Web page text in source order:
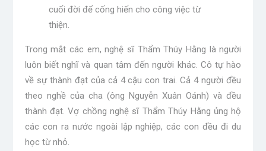
cuối đời để cống hiến cho công việc từ
thiện.
Trong mắt các em, nghệ sĩ Thẩm Thúy Hằng là người
luôn biết nghĩ và quan tâm đến người khác. Cô tự hào
về sự thành đạt của cả 4 cậu con trai. Cả 4 người đều
theo nghề của cha (ông Nguyễn Xuân Oánh) và đều
thành đạt. Vợ chồng nghệ sĩ Thẩm Thúy Hằng ủng hộ
các con ra nước ngoài lập nghiệp, các con đều đi du
học từ nhỏ.